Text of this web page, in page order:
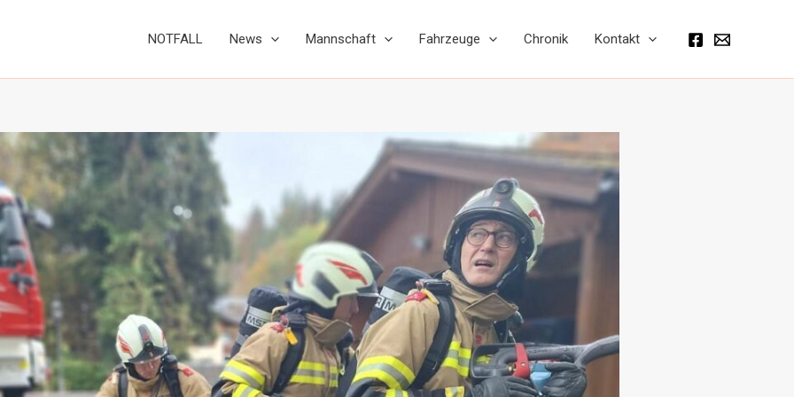
NOTFALL News Mannschaft Fahrzeuge Chronik Kontakt